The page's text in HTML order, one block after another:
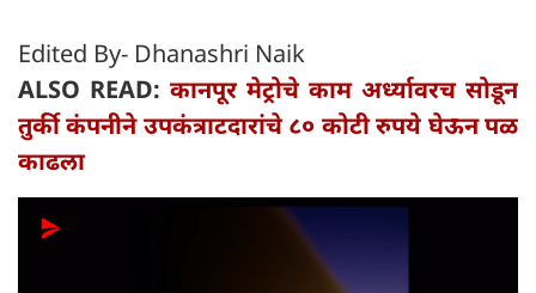
Edited By- Dhanashri Naik
ALSO READ: कानपूर मेट्रोचे काम अर्ध्यावरच सोडून
तुर्की कंपनीने उपकंत्राटदारांचे ८० कोटी रुपये घेऊन पळ
काढला